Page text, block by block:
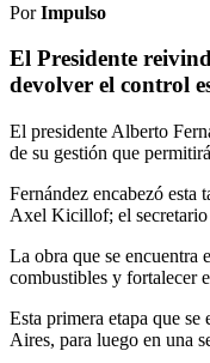
PorImpulso
El Presidente
devolver el control
El presidente Alberto
de su gestión que
Fernández encabezó
Axel Kicillof; el secretario
La obra que se encuentra
combustibles y fortalecer
Esta primera etapa que
Aires, para luego en una